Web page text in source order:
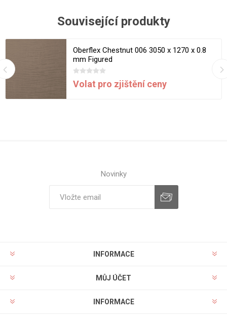
Související produkty
Oberflex Chestnut 006 3050 x 1270 x 0.8
mm Figured
Volat pro zjištění ceny
Novinky
INFORMACE
MŮJ ÚČET
INFORMACE